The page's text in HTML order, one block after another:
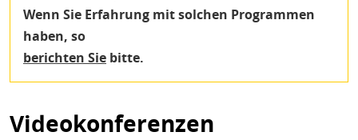
Wenn Sie Erfahrung mit solchen Programmen
haben, so
berichten Sie bitte.
Videokonferenzen